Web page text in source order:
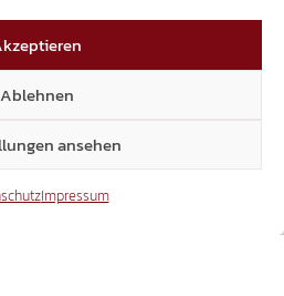
Ablehnen
ansehen
Impressum
NEUES